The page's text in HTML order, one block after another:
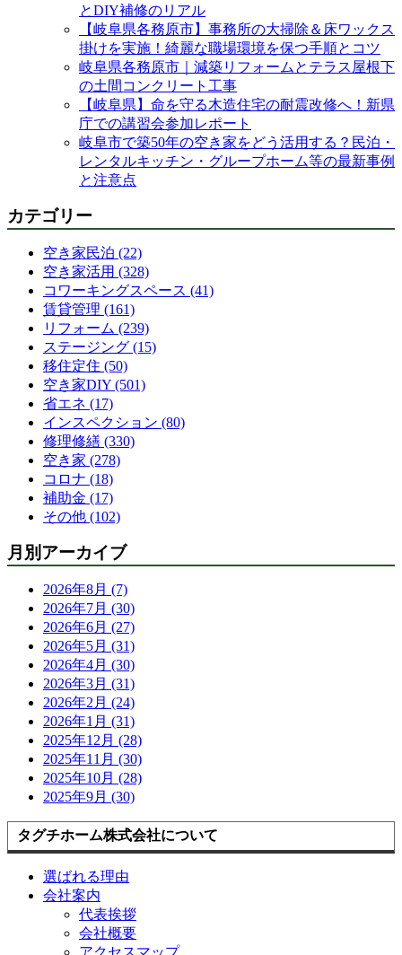
とDIY補修のリアル
【岐阜県各務原市】事務所の大掃除＆床ワックス
掛けを実施！綺麗な職場環境を保つ手順とコツ
岐阜県各務原市｜減築リフォームとテラス屋根下
の土間コンクリート工事
【岐阜県】命を守る木造住宅の耐震改修へ！新県
庁での講習会参加レポート
岐阜市で築50年の空き家をどう活用する？民泊・
レンタルキッチン・グループホーム等の最新事例
と注意点
カテゴリー
空き家民泊 (22)
空き家活用 (328)
コワーキングスペース (41)
賃貸管理 (161)
リフォーム (239)
ステージング (15)
移住定住 (50)
空き家DIY (501)
省エネ (17)
インスペクション (80)
修理修繕 (330)
空き家 (278)
コロナ (18)
補助金 (17)
その他 (102)
月別アーカイブ
2026年8月 (7)
2026年7月 (30)
2026年6月 (27)
2026年5月 (31)
2026年4月 (30)
2026年3月 (31)
2026年2月 (24)
2026年1月 (31)
2025年12月 (28)
2025年11月 (30)
2025年10月 (28)
2025年9月 (30)
タグチホーム株式会社について
選ばれる理由
会社案内
代表挨拶
会社概要
アクセスマップ